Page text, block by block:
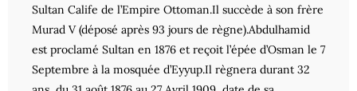
Sultan Calife de l’Empire Ottoman.Il succède à son frère
Murad V (déposé après 93 jours de règne).Abdulhamid
est proclamé Sultan en 1876 et reçoit l’épée d’Osman le 7
Septembre à la mosquée d’Eyyup.Il règnera durant 32